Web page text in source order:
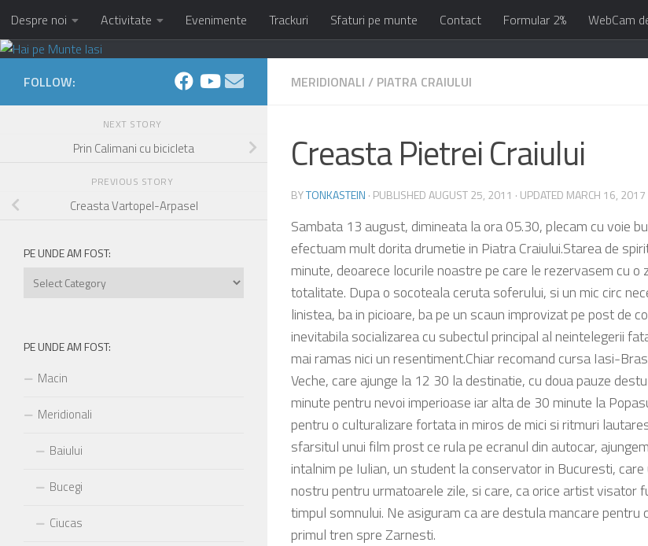
Skip to content
Despre noi Activitate Evenimente Trackuri Sfaturi pe munte Contact Formular 2% WebCam
MERIDIONALI / PIATRA CRAIULUI
Creasta Pietrei Craiului
BYTONKASTEIN · PUBLISHEDAUGUST 25, 2011 · UPDATED MARCH 16, 2017
Sambata 13 august, dimineata la ora 05.30, plecam cu voie
efectuam mult dorita drumetie in Piatra Craiului.Starea de
minute, deoarece locurile noastre pe care le rezervasem cu o
totalitate. Dupa o socoteala ceruta soferului, si un mic circ
linistea, ba in picioare, ba pe un scaun improvizat pe post de
inevitabila socializarea cu subectul principal al neintelegerii
mai ramas nici un resentiment.Chiar recomand cursa Iasi-
Veche, care ajunge la 12 30 la destinatie, cu doua pauze
minute pentru nevoi imperioase iar alta de 30 minute la
pentru o culturalizare fortata in miros de mici si ritmuri
sfarsitul unui film prost ce rula pe ecranul din autocar,
intalnim pe Iulian, un student la conservator in Bucuresti,
nostru pentru urmatoarele zile, si care, ca orice artist visator
timpul somnului. Ne asiguram ca are destula mancare pentru
primul tren spre Zarnesti.
FOLLOW:
NEXT STORY
Prin Calimani cu bicicleta
PREVIOUS STORY
Creasta Vartopel-Arpasel
PE UNDE AM FOST:
Pe
PE UNDE AM FOST:
Macin
Meridionali
Baiului
Bucegi
Ciucas